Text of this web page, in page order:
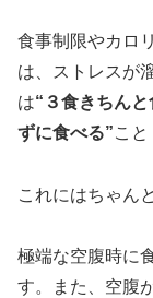
食事制限やカロ
は、ストレスが
は“３食きちん
ずに食べる”こと
これにはちゃん
極端な空腹時に
す。また、空腹